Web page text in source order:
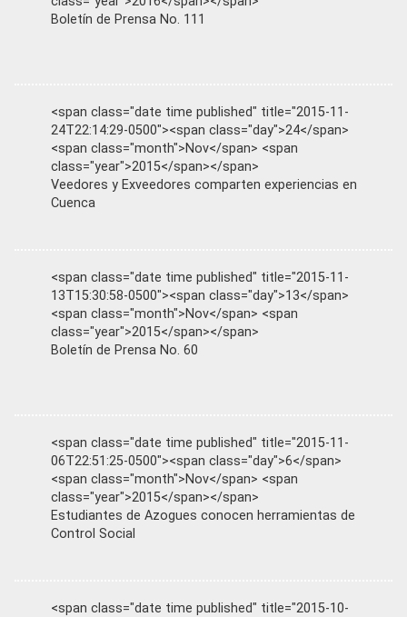
Boletín de Prensa No. 111
<span class="date time published" title="2015-11-
24T22:14:29-0500"><span class="day">24</span>
<span class="month">Nov</span> <span
class="year">2015</span></span>
Veedores y Exveedores comparten experiencias en
Cuenca
<span class="date time published" title="2015-11-
13T15:30:58-0500"><span class="day">13</span>
<span class="month">Nov</span> <span
class="year">2015</span></span>
Boletín de Prensa No. 60
<span class="date time published" title="2015-11-
06T22:51:25-0500"><span class="day">6</span>
<span class="month">Nov</span> <span
class="year">2015</span></span>
Estudiantes de Azogues conocen herramientas de
Control Social
<span class="date time published" title="2015-10-